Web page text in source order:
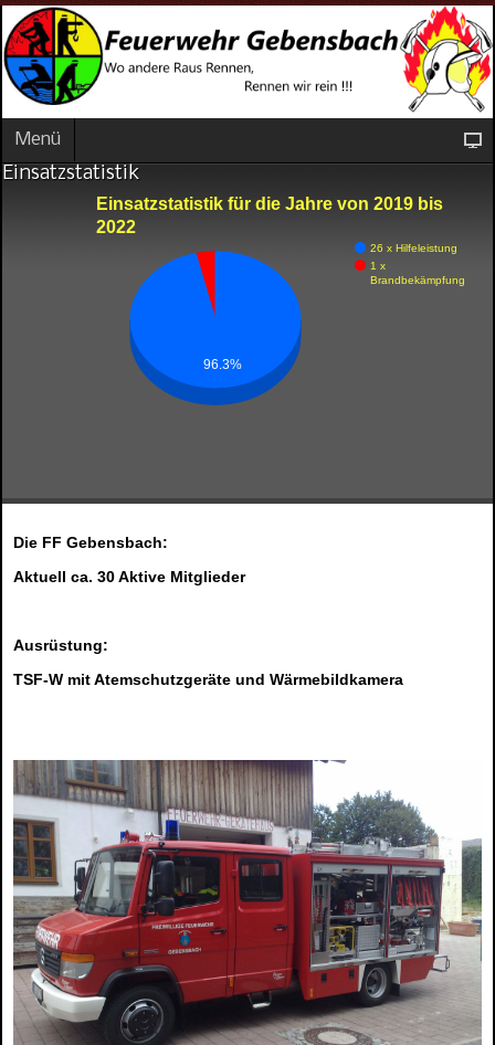
Menü
Einsatzstatistik
Einsatzstatistik für die Jahre von 2019 bis
2022
26 x Hilfeleistung
1 x
Brandbekämpfung
96.3%
Die FF Gebensbach:
Aktuell ca. 30 Aktive Mitglieder
Ausrüstung:
TSF-W mit Atemschutzgeräte und Wärmebildkamera